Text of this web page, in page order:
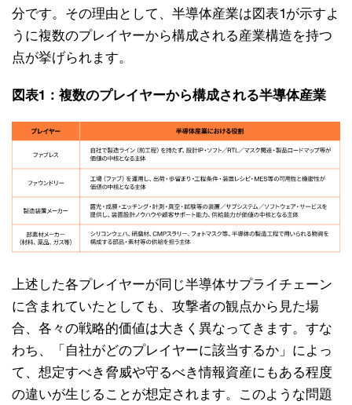
分です。その理由として、半導体産業は図表1が示すよ
うに複数のプレイヤーから構成される産業構造を持つ
点が挙げられます。
図表1：複数のプレイヤーから構成される半導体産業
上述した各プレイヤーが同じ半導体サプライチェーン
に含まれていたとしても、攻撃者の観点から見た場
合、各々の戦略的価値は大きく異なってきます。すな
わち、「自社がどのプレイヤーに該当するか」によっ
て、想定すべき脅威や守るべき情報資産にもある程度
の違いが生じることが想定されます。このような問題